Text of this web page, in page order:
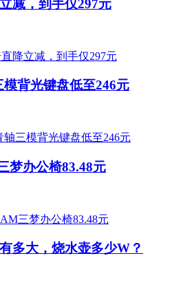
减，到手仅297元
背光键盘低至246元
梦办公椅83.48元
多大，烧水壶多少W？